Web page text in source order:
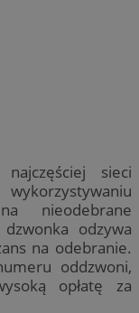
sieci
nieodebrane
dzwonka odzywa
na odebranie.
oddzwoni,
opłatę za